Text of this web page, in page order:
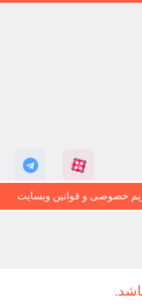
خصوصی و قوانین وبسایت